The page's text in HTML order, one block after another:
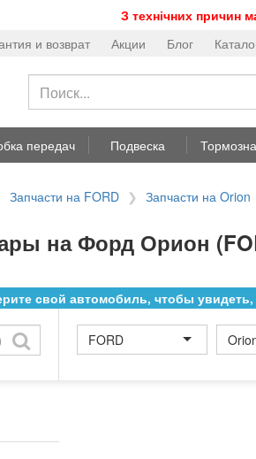
З технічних причин
и возврат Акции Блог
передач Подвеска
Запчасти на FORD Запчасти на Orion
на Форд Орион
свой автомобиль, чтобы увидеть,
FORD